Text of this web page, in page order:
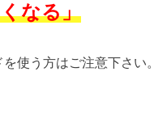
なる」
使う方はご注意下さい。